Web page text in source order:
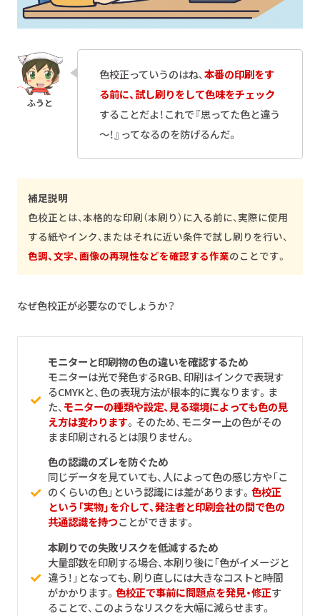
色校正っていうのはね、本番の印刷をす
る前に、試し刷りをして色味をチェック
することだよ！これで『思ってた色と違う
～！』ってなるのを防げるんだ。
補足説明
色校正とは、本格的な印刷（本刷り）に入る前に、実際に使用
する紙やインク、またはそれに近い条件で試し刷りを行い、
色調、文字、画像の再現性などを確認する作業のことです。
なぜ色校正が必要なのでしょうか？
モニターと印刷物の色の違いを確認するため
モニターは光で発色するRGB、印刷はインクで表現す
るCMYKと、色の表現方法が根本的に異なります。ま
た、モニターの種類や設定、見る環境によっても色の見
え方は変わります。そのため、モニター上の色がその
まま印刷されるとは限りません。
色の認識のズレを防ぐため
同じデータを見ていても、人によって色の感じ方や「こ
のくらいの色」という認識には差があります。 色校正
という「実物」を介して、発注者と印刷会社の間で色の
共通認識を持つことができます。
本刷りでの失敗リスクを低減するため
大量部数を印刷する場合、本刷り後に「色がイメージと
違う！」となっても、刷り直しには大きなコストと時間
がかかります。 色校正で事前に問題点を発見・修正す
ることで、このようなリスクを大幅に減らせます。